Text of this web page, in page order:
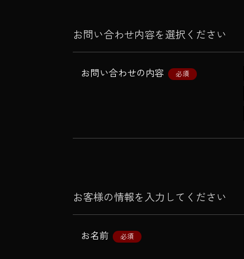
お問い合わせ内容を選択ください
お問い合わせの内容 必須
お客様の情報を入力してください
お名前 必須